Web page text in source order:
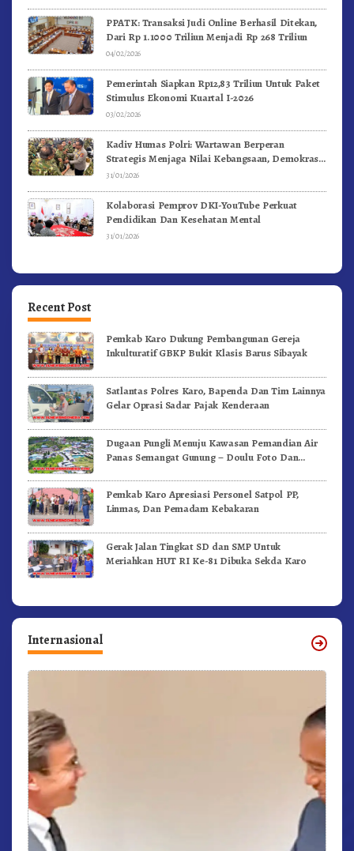
PPATK: Transaksi Judi Online Berhasil Ditekan,
Dari Rp 1.1000 Triliun Menjadi Rp 268 Triliun
04/02/2026
Pemerintah Siapkan Rp12,83 Triliun Untuk Paket
Stimulus Ekonomi Kuartal I-2026
03/02/2026
Kadiv Humas Polri: Wartawan Berperan
Strategis Menjaga Nilai Kebangsaan, Demokrasi,
dan NKRI
31/01/2026
Kolaborasi Pemprov DKI-YouTube Perkuat
Pendidikan Dan Kesehatan Mental
31/01/2026
Recent Post
Pemkab Karo Dukung Pembangunan Gereja
Inkulturatif GBKP Bukit Klasis Barus Sibayak
Satlantas Polres Karo, Bapenda Dan Tim Lainnya
Gelar Oprasi Sadar Pajak Kenderaan
Dugaan Pungli Menuju Kawasan Pemandian Air
Panas Semangat Gunung – Doulu Foto Dan
Pemkab Karo Apresiasi Personel Satpol PP,
Linmas, Dan Pemadam Kebakaran
Gerak Jalan Tingkat SD dan SMP Untuk
Meriahkan HUT RI Ke-81 Dibuka Sekda Karo
Internasional